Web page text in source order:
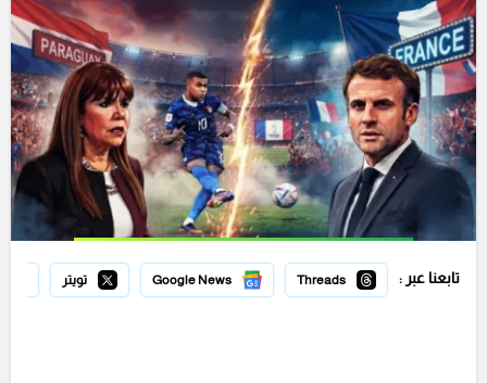
تابعنا عبر : Threads
Google News تويتر